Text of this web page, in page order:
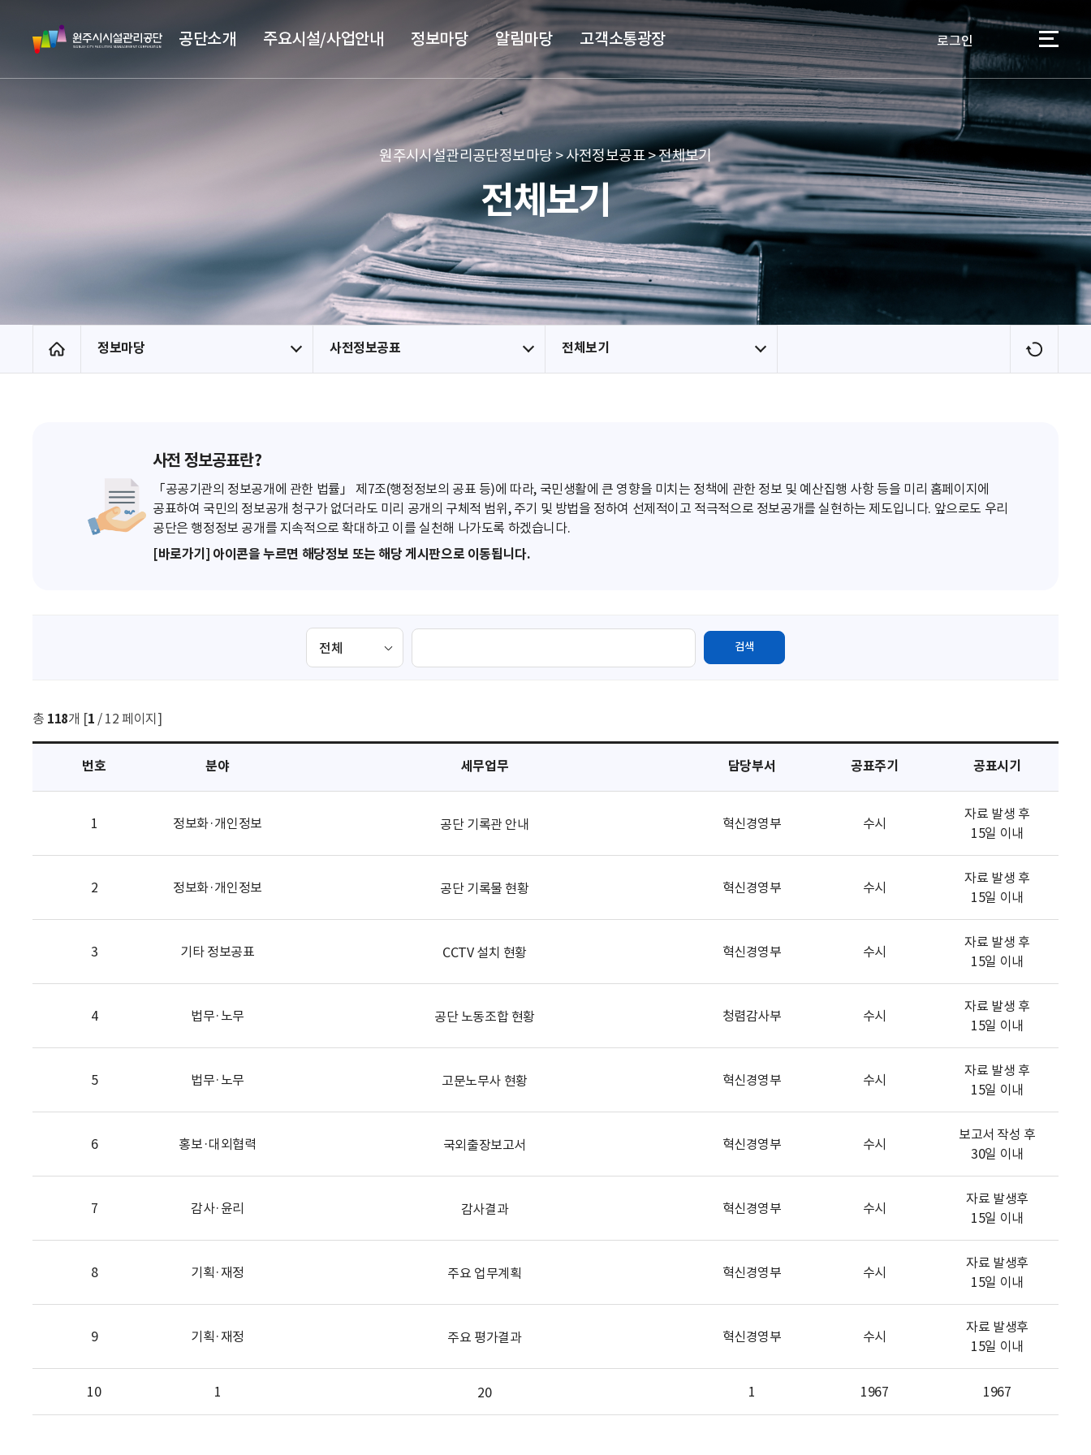
본문 바로가기
메뉴 바로가기
원
주
시
관
단
공단소개 주요시설/사업안내 정보마당 알림마당 고객소통광장 로그인 이용자
원주시시설관리공단정보마당 > 사전정보공표 > 전체보기
전체보기
홈 정보마당 사전정보공표 전체보기
새
로
사전 정보공표란?
「공공기관의 정보공개에 관한 법률」 제7조(행정정보의 공표 등)에 따라, 국민생활에 큰 영향을 미치는 정책에 관한 정보 및 예산집행 사항 등을 미리 홈페이지에
공표하여 국민의 정보공개 청구가 없더라도 미리 공개의 구체적 범위, 주기 및 방법을 정하여 선제적이고 적극적으로 정보공개를 실현하는 제도입니다. 앞으로도 우리
공단은 행정정보 공개를 지속적으로 확대하고 이를 실천해 나가도록 하겠습니다.
[바로가기] 아이콘을 누르면 해당정보 또는 해당 게시판으로 이동됩니다.
검
검색
총 118개 [1 / 12 페이지]
번호 분야 세무업무 담당부서 공표주기 공표시기
1 정보화·개인정보 공단 기록관 안내 혁신경영부 수시
자료 발생 후
15일 이내
2 정보화·개인정보 공단 기록물 현황 혁신경영부 수시
자료 발생 후
15일 이내
3 기타 정보공표 CCTV 설치 현황 혁신경영부 수시
자료 발생 후
15일 이내
4 법무·노무 공단 노동조합 현황 청렴감사부 수시
자료 발생 후
15일 이내
5 법무·노무 고문노무사 현황 혁신경영부 수시
자료 발생 후
15일 이내
6 홍보·대외협력 국외출장보고서 혁신경영부 수시
보고서 작성 후
30일 이내
7 감사·윤리 감사결과 혁신경영부 수시
자료 발생후
15일 이내
8 기획·재정 주요 업무계획 혁신경영부 수시
자료 발생후
15일 이내
9 기획·재정 주요 평가결과 혁신경영부 수시
자료 발생후
15일 이내
10 1 20 1 1967 1967